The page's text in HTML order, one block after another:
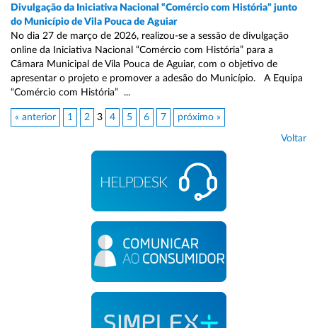
Divulgação da Iniciativa Nacional “Comércio com História” junto
do Município de Vila Pouca de Aguiar
No dia 27 de março de 2026, realizou-se a sessão de divulgação
online da Iniciativa Nacional “Comércio com História” para a
Câmara Municipal de Vila Pouca de Aguiar, com o objetivo de
apresentar o projeto e promover a adesão do Município. A Equipa
“Comércio com História” ...
« anterior 1 2 3 4 5 6 7 próximo »
Voltar